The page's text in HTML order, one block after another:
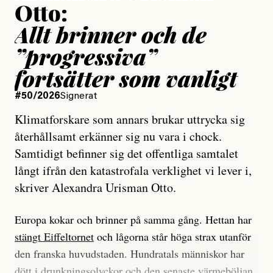
Otto:
Allt brinner och de
”progressiva”
fortsätter som vanligt
#50/2026Signerat
Klimatforskare som annars brukar uttrycka sig
återhållsamt erkänner sig nu vara i chock.
Samtidigt befinner sig det offentliga samtalet
långt ifrån den katastrofala verklighet vi lever i,
skriver Alexandra Urisman Otto.
Europa kokar och brinner på samma gång. Hettan har
stängt Eiffeltornet och lågorna står höga strax utanför
den franska huvudstaden. Hundratals människor har